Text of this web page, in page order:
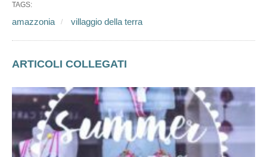
TAGS:
amazzonia villaggio della terra
ARTICOLI COLLEGATI